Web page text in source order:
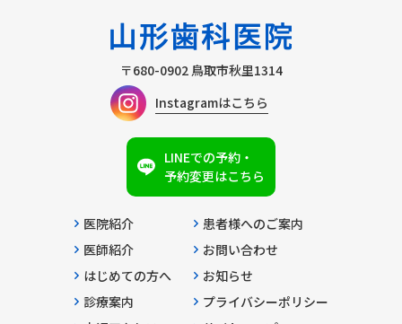
〒680-0902 鳥取市秋里1314
Instagramはこちら
LINEでの予約・
予約変更はこちら
医院紹介
医師紹介
はじめての方へ
診療案内
患者様へのご案内
お問い合わせ
お知らせ
プライバシーポリシー